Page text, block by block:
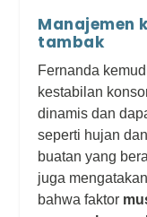
Manajemen
tambak
Fernanda
kestabilan
dinamis dan
seperti hujan
buatan yang
juga
bahwa faktor